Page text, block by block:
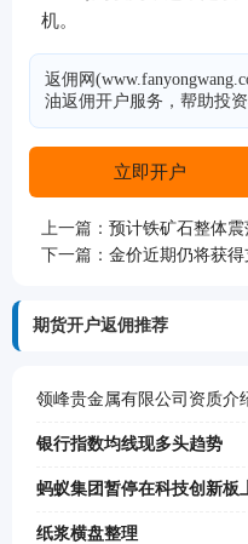
机。
返佣网
油返佣开户服务，帮助投
立即开户
上一篇： 预计铁矿石整体
下一篇： 金价近期仍将获得
期货开户返佣推荐
领峰贵金属有限公司资质介
银行指数均线现多头趋势
蚂蚁集团暂停在科技创新板
纸浆横盘整理